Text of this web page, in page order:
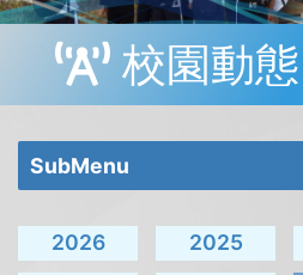
校園動態
SubMenu
2026 2025